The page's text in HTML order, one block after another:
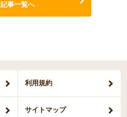
記事一覧へ
利用規約
サイトマップ